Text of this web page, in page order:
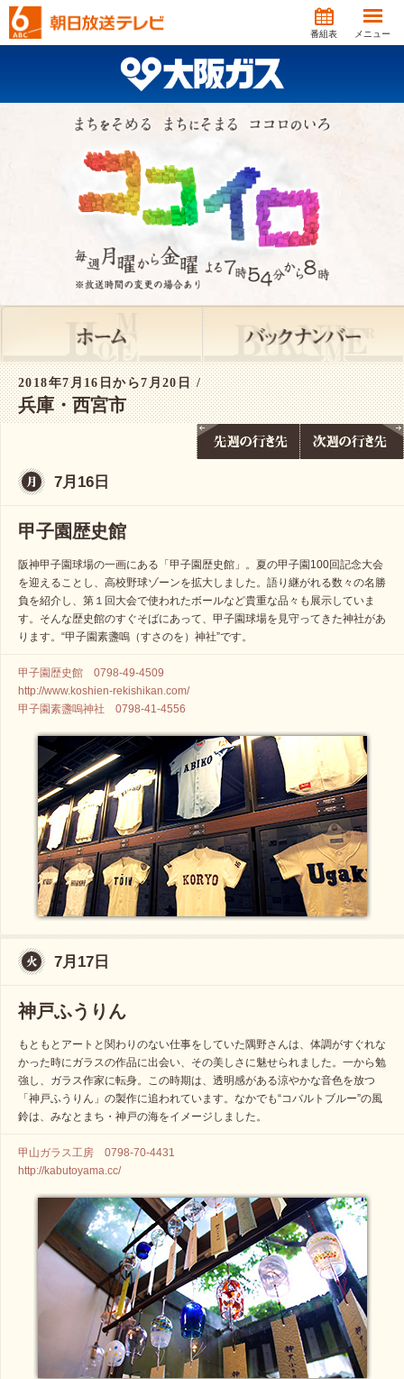
番組表 メニュー
2018年7月16日から7月20日 /
兵庫・西宮市
7月16日
甲子園歴史館
阪神甲子園球場の一画にある「甲子園歴史館」。夏の甲子園100回記念大会
を迎えることし、高校野球ゾーンを拡大しました。語り継がれる数々の名勝
負を紹介し、第１回大会で使われたボールなど貴重な品々も展示していま
す。そんな歴史館のすぐそばにあって、甲子園球場を見守ってきた神社があ
ります。“甲子園素盞嗚（すさのを）神社”です。
甲子園歴史館 0798-49-4509
http://www.koshien-rekishikan.com/
甲子園素盞嗚神社 0798-41-4556
7月17日
神戸ふうりん
もともとアートと関わりのない仕事をしていた隅野さんは、体調がすぐれな
かった時にガラスの作品に出会い、その美しさに魅せられました。一から勉
強し、ガラス作家に転身。この時期は、透明感がある涼やかな音色を放つ
「神戸ふうりん」の製作に追われています。なかでも“コバルトブルー”の風
鈴は、みなとまち・神戸の海をイメージしました。
甲山ガラス工房 0798-70-4431
http://kabutoyama.cc/